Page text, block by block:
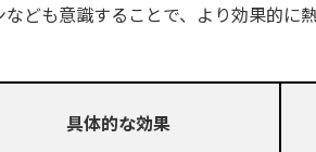
ども意識することで、より効果的に
具体的な効果